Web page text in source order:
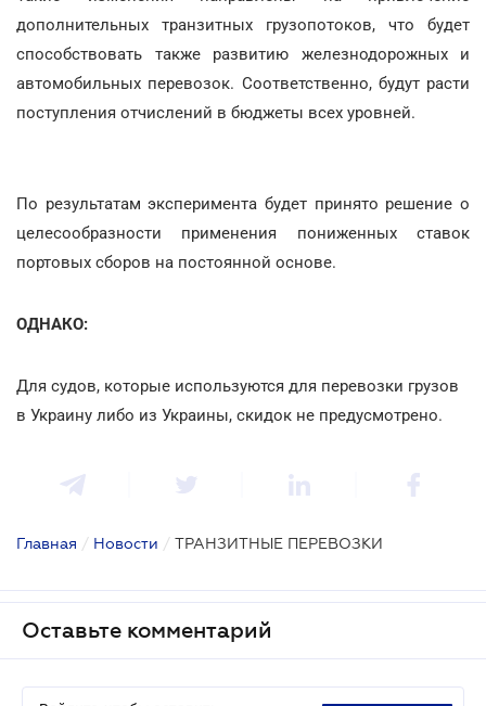
дополнительных транзитных грузопотоков, что будет
способствовать также развитию железнодорожных и
автомобильных перевозок. Соответственно, будут расти
поступления отчислений в бюджеты всех уровней.
По результатам эксперимента будет принято решение о
целесообразности применения пониженных ставок
портовых сборов на постоянной основе.
ОДНАКО:
Для судов, которые используются для перевозки грузов
в Украину либо из Украины, скидок не предусмотрено.
Главная / Новости / ТРАНЗИТНЫЕ ПЕРЕВОЗКИ
Оставьте комментарий